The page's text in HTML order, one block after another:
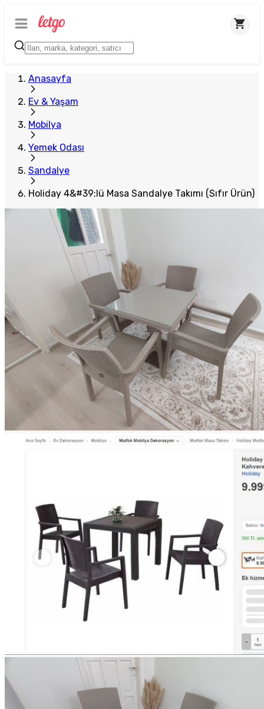
Anasayfa
Ev & Yaşam
Mobilya
Yemek Odası
Sandalye
Holiday 4&#39;lü Masa Sandalye Takımı (Sıfır Ürün)